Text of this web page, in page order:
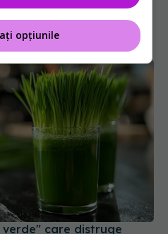
verde" care distruge
De ce o adoră
opțiunile